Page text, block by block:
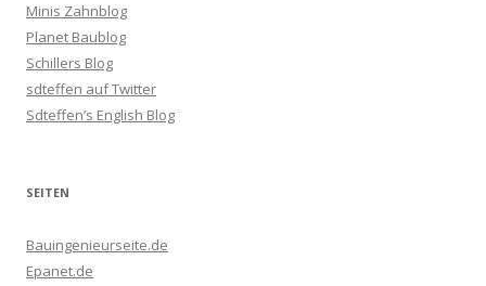
Minis Zahnblog
Planet Baublog
Schillers Blog
sdteffen auf Twitter
Sdteffen’s English Blog
SEITEN
Bauingenieurseite.de
Epanet.de